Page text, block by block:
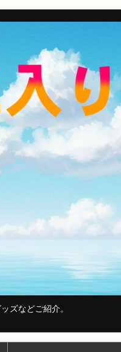
ズなどご紹介。